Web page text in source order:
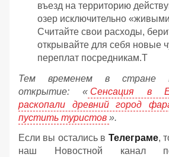
въезд на территорию
озер исключительно
Считайте свои расходы,
открывайте для себя новые
переплат посредникам.Т
Тем временем в стране
открытие: « Сенсация в
раскопали древний город
пустить туристов ».
Если вы остались в Телеграме,
наш Новостной канал